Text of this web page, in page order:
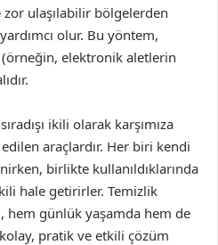
ulaşılabilir bölgelerden
yardımcı olur. Bu yöntem,
elektronik aletlerin
ikili olarak karşımıza
edilen araçlardır. Her biri kendi
birlikte kullanıldıklarında
hale getirirler. Temizlik
günlük yaşamda hem de
pratik ve etkili çözüm